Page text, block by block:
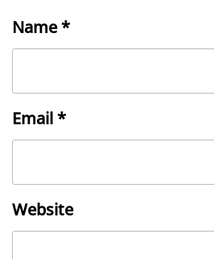
Name*
Email*
Website